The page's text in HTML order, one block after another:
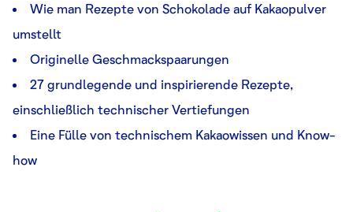
Wie man Rezepte von Schokolade auf Kakaopulver
umstellt
Originelle Geschmackspaarungen
27 grundlegende und inspirierende Rezepte,
einschließlich technischer Vertiefungen
Eine Fülle von technischem Kakaowissen und Know-
how